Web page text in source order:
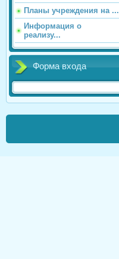
Планы учреждения на ...
Информация о
реализу...
Форма входа